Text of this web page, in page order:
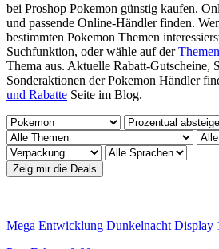
bei Proshop Pokemon günstig kaufen.
und passende Online-Händler finden.
bestimmten Pokemon Themen
Suchfunktion, oder wähle auf der
Thema aus. Aktuelle Rabatt-Gutscheine,
Sonderaktionen der Pokemon Händler
und Rabatte Seite im Blog.
Mega Entwicklung Dunkelnacht Display